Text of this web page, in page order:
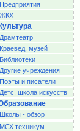
Предприятия
ЖКХ
Культура
Драмтеатр
Краевед. музей
Библиотеки
Другие учреждения
Поэты и писатели
Детс. школа искусств
Школы - обзор
МСХ техникум